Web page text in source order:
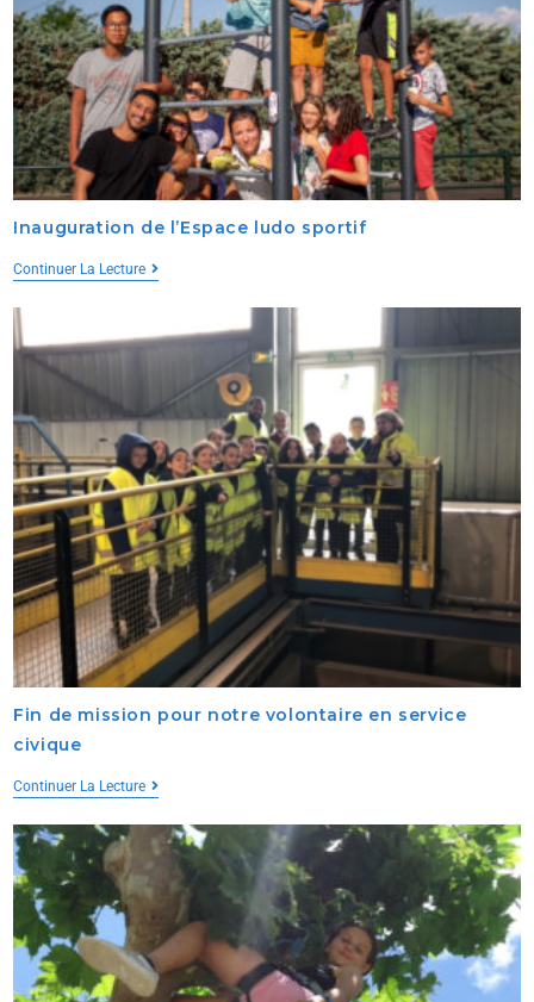
Inauguration de l’Espace ludo sportif
Continuer La Lecture
Fin de mission pour notre volontaire en service
civique
Continuer La Lecture